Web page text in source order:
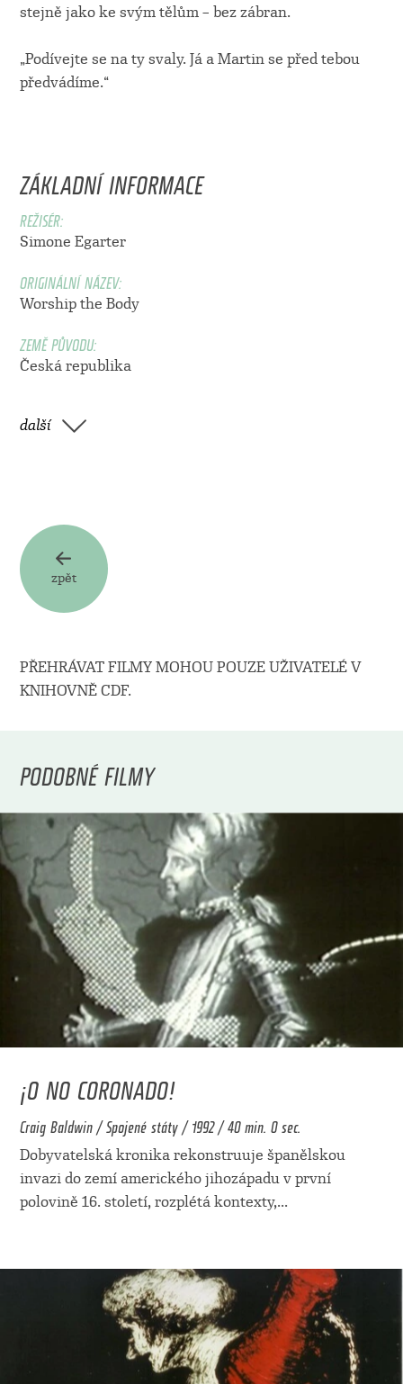
stejně jako ke svým tělům – bez zábran.
„Podívejte se na ty svaly. Já a Martin se před tebou
předvádíme.“
ZÁKLADNÍ INFORMACE
REŽISÉR:
Simone Egarter
ORIGINÁLNÍ NÁZEV:
Worship the Body
ZEMĚ PŮVODU:
Česká republika
další
zpět
PŘEHRÁVAT FILMY MOHOU POUZE UŽIVATELÉ V
KNIHOVNĚ CDF.
PODOBNÉ FILMY
¡O NO CORONADO!
Craig Baldwin / Spojené státy / 1992 / 40 min. 0 sec.
Dobyvatelská kronika rekonstruuje španělskou
invazi do zemí amerického jihozápadu v první
polovině 16. století, rozplétá kontexty,...